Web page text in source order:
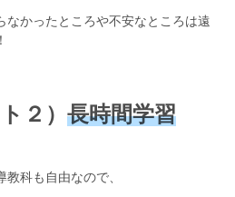
なかったところや不安なところは遠
２） 長時間学習
科も自由なので、